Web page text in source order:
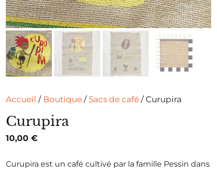
Accueil / Boutique / Sacs de café / Curupira
Curupira
10,00 €
Curupira est un café cultivé par la famille Pessin dans